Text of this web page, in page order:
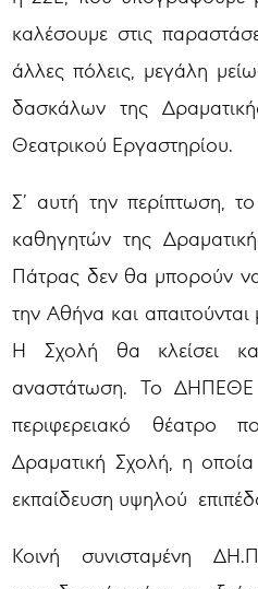
καλέσουμε στις
άλλες πόλεις, μεγάλη
δασκάλων της
Θεατρικού Εργαστηρίου.
Σ’ αυτή την περίπτωση,
καθηγητών της
Πάτρας δεν θα μπορούν να
την Αθήνα και
Η Σχολή θα κλείσει
αναστάτωση. Το ΔΗΠΕΘΕ
περιφερειακό θέατρο
Δραματική Σχολή, η οποία
εκπαίδευση υψηλού
Κοινή συνισταμένη